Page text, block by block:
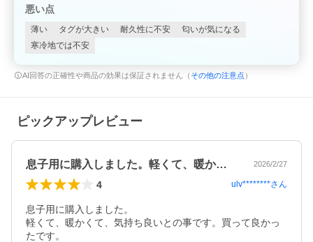
悪い点
薄い タグが大きい 耐久性に不安
匂いが気になる
寒冷地では不安
AI回答の正確性や商品の効果は保証されません（ その他の注意点 ）
ピックアップレビュー
息子用に購入しました。軽くて、暖かくて… 2026/2/27
4 ulv********さん
息子用に購入しました。
軽くて、暖かくて、気持ち良いとの事です。買って良かっ
たです。